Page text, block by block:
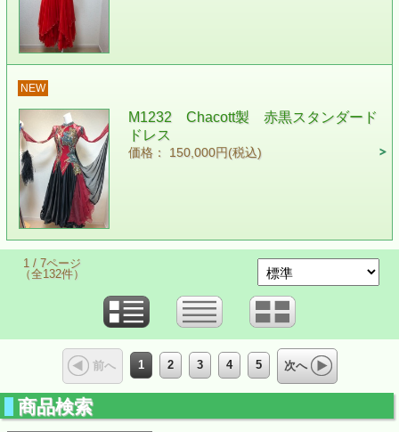
NEW
M1232 Chacott製 赤黒スタンダード
ドレス
価格： 150,000円(税込)
1 / 7ページ
（全132件）
前へ 1 2 3 4 5 次へ
商品検索